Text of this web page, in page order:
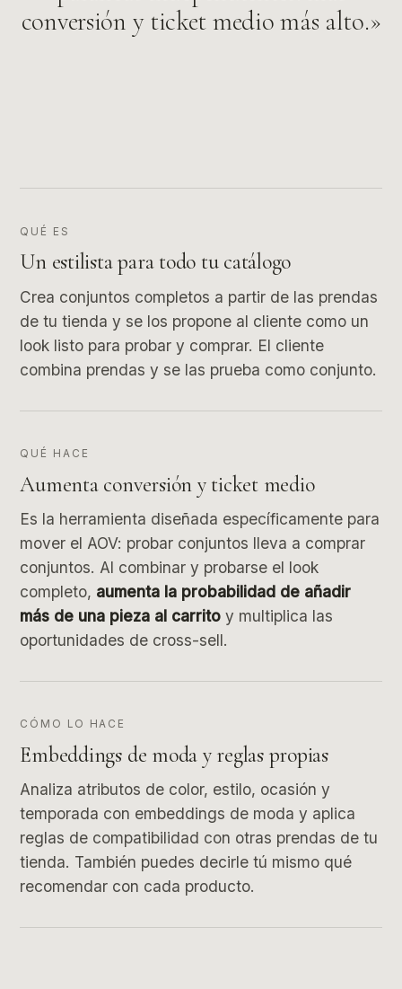
conversión y ticket medio más alto.»
QUÉ ES
Un estilista para todo tu catálogo
Crea conjuntos completos a partir de las prendas
de tu tienda y se los propone al cliente como un
look listo para probar y comprar. El cliente
combina prendas y se las prueba como conjunto.
QUÉ HACE
Aumenta conversión y ticket medio
Es la herramienta diseñada específicamente para
mover el AOV: probar conjuntos lleva a comprar
conjuntos. Al combinar y probarse el look
completo, aumenta la probabilidad de añadir
más de una pieza al carrito y multiplica las
oportunidades de cross-sell.
CÓMO LO HACE
Embeddings de moda y reglas propias
Analiza atributos de color, estilo, ocasión y
temporada con embeddings de moda y aplica
reglas de compatibilidad con otras prendas de tu
tienda. También puedes decirle tú mismo qué
recomendar con cada producto.